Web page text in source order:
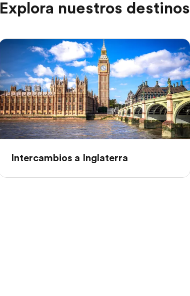
Explora nuestros destinos
Intercambios a Inglaterra